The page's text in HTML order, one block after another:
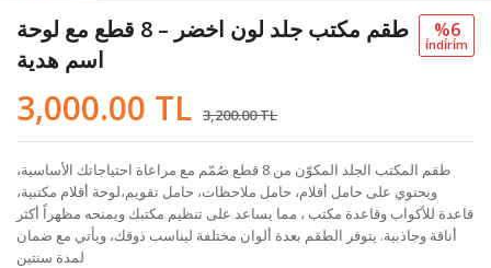
طقم مكتب جلد لون اخضر – 8 قطع مع لوحة
اسم هدية
3,000.00 TL 3,200.00 TL
%6
i̇ndi̇ri̇m
طقم المكتب الجلد المكوّن من 8 قطع صُمّم مع مراعاة احتياجاتك الأساسية،
ويحتوي على حامل أقلام، حامل ملاحظات، حامل تقويم،لوحة أقلام مكتبية،
قاعدة للأكواب وقاعدة مكتب ، مما يساعد على تنظيم مكتبك ويمنحه مظهراً أكثر
أناقة وجاذبية. يتوفر الطقم بعدة ألوان مختلفة ليناسب ذوقك، ويأتي مع ضمان
لمدة سنتين